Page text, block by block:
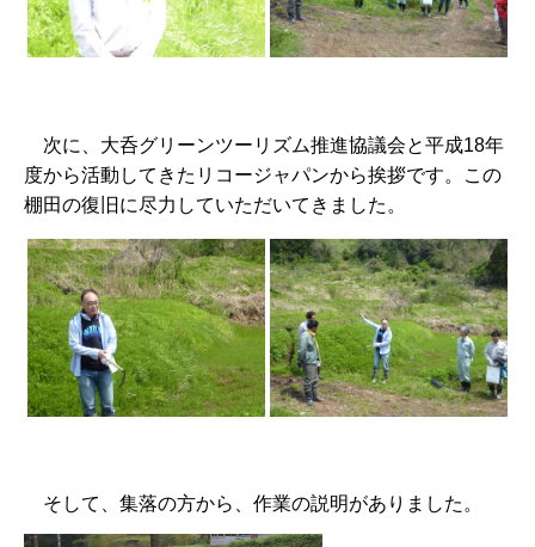
次に、大呑グリーンツーリズム推進協議会と平成18年
度から活動してきたリコージャパンから挨拶です。この
棚田の復旧に尽力していただいてきました。
そして、集落の方から、作業の説明がありました。